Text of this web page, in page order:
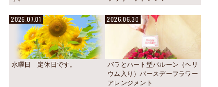
2026.07.01
水曜日 定休日です。
2026.06.30
バラとハート型バルーン（ヘリ
ウム入り）バースデーフラワー
アレンジメント